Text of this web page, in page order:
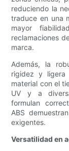
reduciendo la
traduce en una
mayor
reclamaciones
marca.
Además, la
rigidez y ligera
material con el
UV y a
formulan
ABS
exigentes.
Versatilidad en